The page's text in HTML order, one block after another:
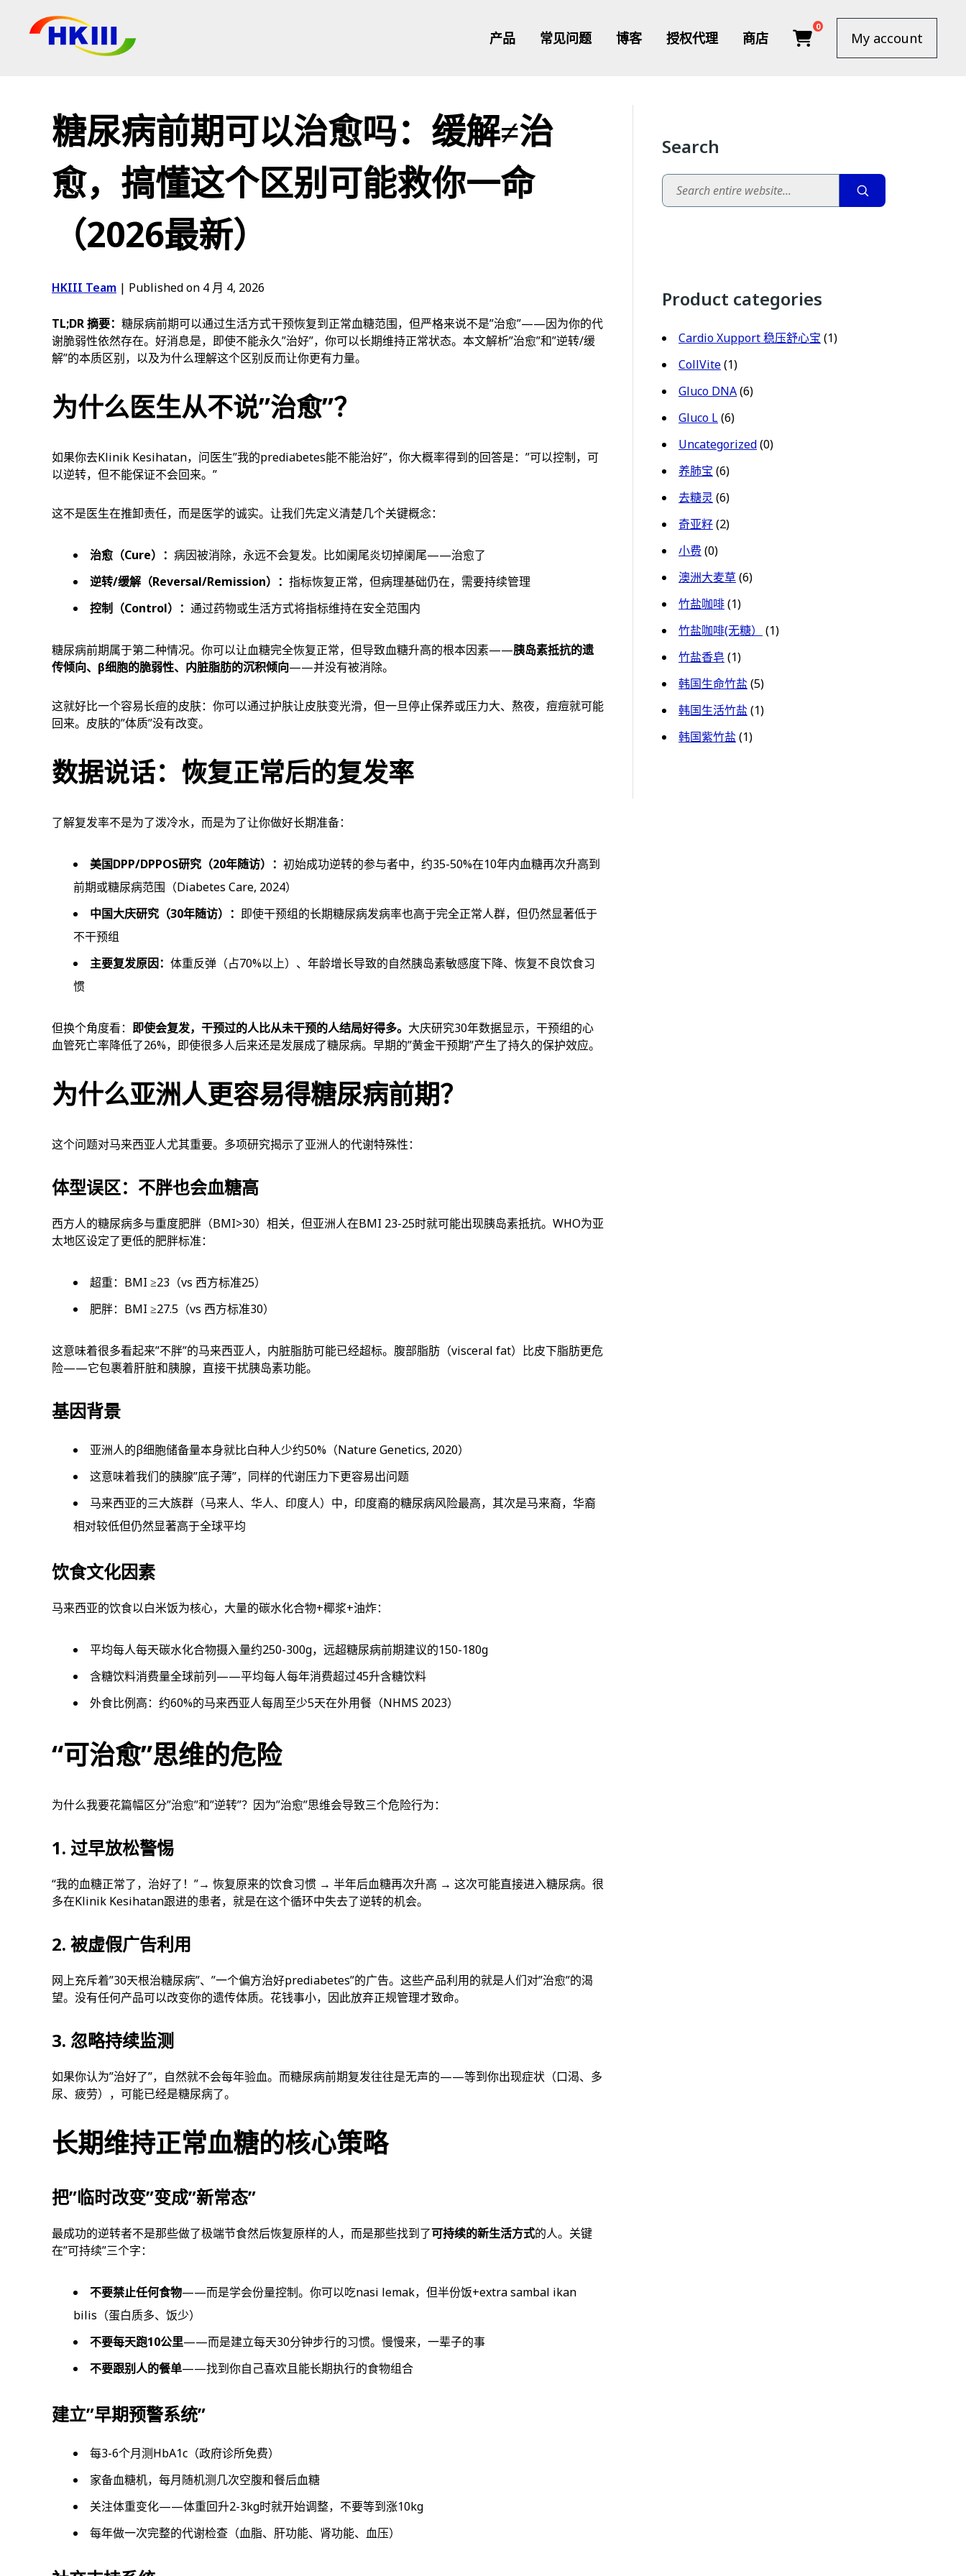
博客
商店
产品 常见问题 博客 授权代理 商店
0
My account
糖尿病前期可以治愈吗：缓解≠治
愈，搞懂这个区别可能救你一命
（2026最新）
HKIII Team | Published on 4 月 4, 2026
TL;DR 摘要： 糖尿病前期可以通过生活方式干预恢复到正常血糖范围，但严格来说不是”治愈”——因为你的代
谢脆弱性依然存在。好消息是，即使不能永久”治好”，你可以长期维持正常状态。本文解析”治愈”和”逆转/缓
解”的本质区别，以及为什么理解这个区别反而让你更有力量。
为什么医生从不说”治愈”？
如果你去Klinik Kesihatan，问医生”我的prediabetes能不能治好”，你大概率得到的回答是：”可以控制，可
以逆转，但不能保证不会回来。”
这不是医生在推卸责任，而是医学的诚实。让我们先定义清楚几个关键概念：
治愈（Cure）： 病因被消除，永远不会复发。比如阑尾炎切掉阑尾——治愈了
逆转/缓解（Reversal/Remission）： 指标恢复正常，但病理基础仍在，需要持续管理
控制（Control）： 通过药物或生活方式将指标维持在安全范围内
糖尿病前期属于第二种情况。你可以让血糖完全恢复正常，但导致血糖升高的根本因素——胰岛素抵抗的遗
传倾向、β细胞的脆弱性、内脏脂肪的沉积倾向——并没有被消除。
这就好比一个容易长痘的皮肤：你可以通过护肤让皮肤变光滑，但一旦停止保养或压力大、熬夜，痘痘就可能
回来。皮肤的”体质”没有改变。
数据说话：恢复正常后的复发率
了解复发率不是为了泼冷水，而是为了让你做好长期准备：
美国DPP/DPPOS研究（20年随访）： 初始成功逆转的参与者中，约35-50%在10年内血糖再次升高到
前期或糖尿病范围（Diabetes Care, 2024）
中国大庆研究（30年随访）： 即使干预组的长期糖尿病发病率也高于完全正常人群，但仍然显著低于
不干预组
主要复发原因： 体重反弹（占70%以上）、年龄增长导致的自然胰岛素敏感度下降、恢复不良饮食习
惯
但换个角度看： 即使会复发，干预过的人比从未干预的人结局好得多。 大庆研究30年数据显示，干预组的心
血管死亡率降低了26%，即使很多人后来还是发展成了糖尿病。早期的”黄金干预期”产生了持久的保护效应。
为什么亚洲人更容易得糖尿病前期？
这个问题对马来西亚人尤其重要。多项研究揭示了亚洲人的代谢特殊性：
体型误区：不胖也会血糖高
西方人的糖尿病多与重度肥胖（BMI>30）相关，但亚洲人在BMI 23-25时就可能出现胰岛素抵抗。WHO为亚
太地区设定了更低的肥胖标准：
超重：BMI ≥23（vs 西方标准25）
肥胖：BMI ≥27.5（vs 西方标准30）
这意味着很多看起来”不胖”的马来西亚人，内脏脂肪可能已经超标。腹部脂肪（visceral fat）比皮下脂肪更危
险——它包裹着肝脏和胰腺，直接干扰胰岛素功能。
基因背景
亚洲人的β细胞储备量本身就比白种人少约50%（Nature Genetics, 2020）
这意味着我们的胰腺”底子薄”，同样的代谢压力下更容易出问题
马来西亚的三大族群（马来人、华人、印度人）中，印度裔的糖尿病风险最高，其次是马来裔，华裔
相对较低但仍然显著高于全球平均
饮食文化因素
马来西亚的饮食以白米饭为核心，大量的碳水化合物+椰浆+油炸：
平均每人每天碳水化合物摄入量约250-300g，远超糖尿病前期建议的150-180g
含糖饮料消费量全球前列——平均每人每年消费超过45升含糖饮料
外食比例高：约60%的马来西亚人每周至少5天在外用餐（NHMS 2023）
“可治愈”思维的危险
为什么我要花篇幅区分”治愈”和”逆转”？因为”治愈”思维会导致三个危险行为：
1. 过早放松警惕
“我的血糖正常了，治好了！”→ 恢复原来的饮食习惯 → 半年后血糖再次升高 → 这次可能直接进入糖尿病。很
多在Klinik Kesihatan跟进的患者，就是在这个循环中失去了逆转的机会。
2. 被虚假广告利用
网上充斥着”30天根治糖尿病”、”一个偏方治好prediabetes”的广告。这些产品利用的就是人们对”治愈”的渴
望。没有任何产品可以改变你的遗传体质。花钱事小，因此放弃正规管理才致命。
3. 忽略持续监测
如果你认为”治好了”，自然就不会每年验血。而糖尿病前期复发往往是无声的——等到你出现症状（口渴、多
尿、疲劳），可能已经是糖尿病了。
长期维持正常血糖的核心策略
把”临时改变”变成”新常态”
最成功的逆转者不是那些做了极端节食然后恢复原样的人，而是那些找到了可持续的新生活方式的人。关键
在”可持续”三个字：
不要禁止任何食物——而是学会份量控制。你可以吃nasi lemak，但半份饭+extra sambal ikan
bilis（蛋白质多、饭少）
不要每天跑10公里——而是建立每天30分钟步行的习惯。慢慢来，一辈子的事
不要跟别人的餐单——找到你自己喜欢且能长期执行的食物组合
建立”早期预警系统”
每3-6个月测HbA1c（政府诊所免费）
家备血糖机，每月随机测几次空腹和餐后血糖
关注体重变化——体重回升2-3kg时就开始调整，不要等到涨10kg
每年做一次完整的代谢检查（血脂、肝功能、肾功能、血压）
Search
Search
Product categories
Cardio Xupport 稳压舒心宝 (1)
CollVite(1)
Gluco DNA(6)
Gluco L(6)
Uncategorized(0)
养肺宝 (6)
去糖灵 (6)
奇亚籽(2)
小费 (0)
澳洲大麦草(6)
竹盐咖啡(1)
竹盐咖啡(无糖）
(1)
竹盐香皂 (1)
韩国生命竹盐 (5)
韩国生活竹盐 (1)
韩国紫竹盐 (1)